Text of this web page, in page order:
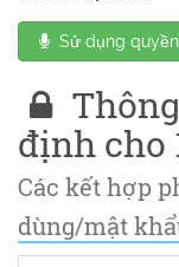
Sử dụng
định cho
Các kết hợp
dùng/mật